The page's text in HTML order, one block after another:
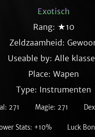
Exotisch
Rang: ★10
Zeldzaamheid:
Useable by: Alle
Place: Wapen
Type: Instrumenten
271 Magie: 271
Stats: +10% Luck